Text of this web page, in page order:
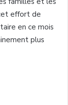
effort de
en ce mois
plus